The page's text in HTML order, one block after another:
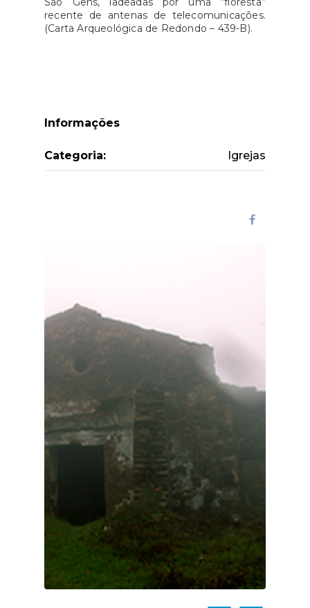
recente de antenas de telecomunicações.
(Carta Arqueológica de Redondo – 439-B).
Informações
Categoria: Igrejas